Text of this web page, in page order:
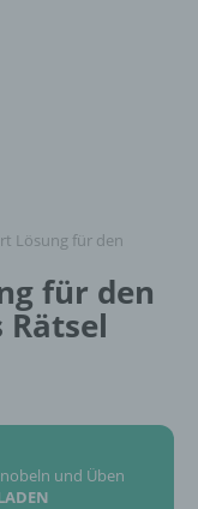
Lösung für den
für den
Rätsel
und Üben